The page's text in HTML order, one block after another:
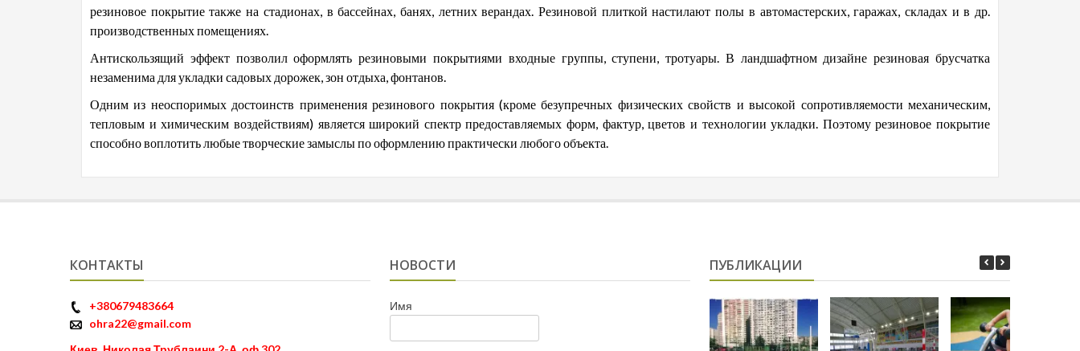
резиновое покрытие также на стадионах, в бассейнах, банях, летних верандах. Резиновой плиткой настилают полы в автомастерских, гаражах, складах и в др.
производственных помещениях.
Антискользящий эффект позволил оформлять резиновыми покрытиями входные группы, ступени, тротуары. В ландшафтном дизайне резиновая брусчатка
незаменима для укладки садовых дорожек, зон отдыха, фонтанов.
Одним из неоспоримых достоинств применения резинового покрытия (кроме безупречных физических свойств и высокой сопротивляемости механическим,
тепловым и химическим воздействиям) является широкий спектр предоставляемых форм, фактур, цветов и технологии укладки. Поэтому резиновое покрытие
способно воплотить любые творческие замыслы по оформлению практически любого объекта.
КОНТАКТЫ
+380679483664
ohra22@gmail.com
НОВОСТИ
Имя
ПУБЛИКАЦИИ